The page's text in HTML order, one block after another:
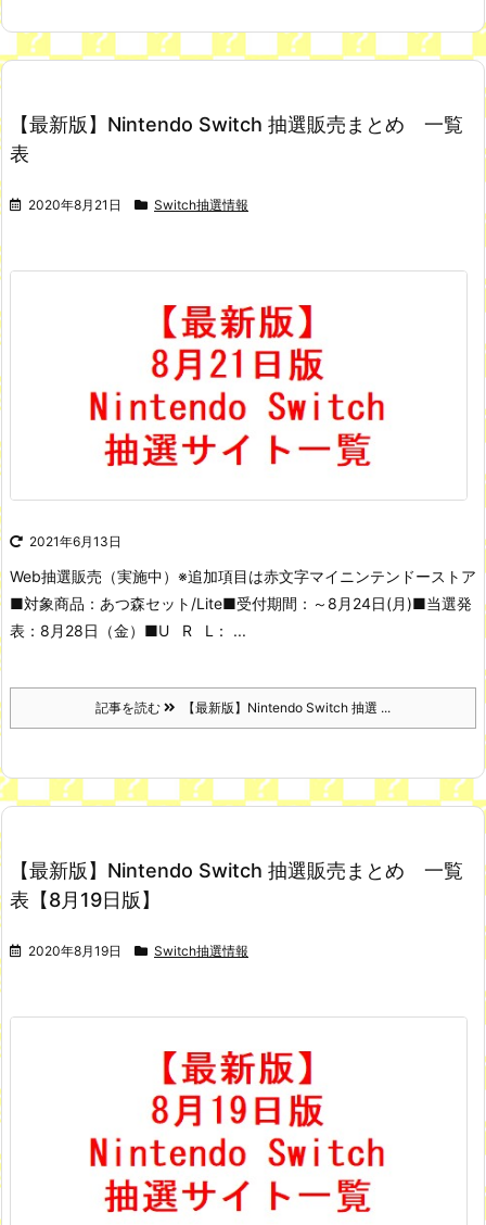
【最新版】Nintendo Switch 抽選販売まとめ 一覧
表
2020年8月21日 Switch抽選情報
2021年6月13日
Web抽選販売（実施中） ※追加項目は赤文字マイニンテンドーストア
■対象商品：あつ森セット/Lite■受付期間：～8月24日(月)■当選発
表：8月28日（金） ■U R L： ...
記事を読む 【最新版】Nintendo Switch 抽選 ...
【最新版】Nintendo Switch 抽選販売まとめ 一覧
表【8月19日版】
2020年8月19日 Switch抽選情報